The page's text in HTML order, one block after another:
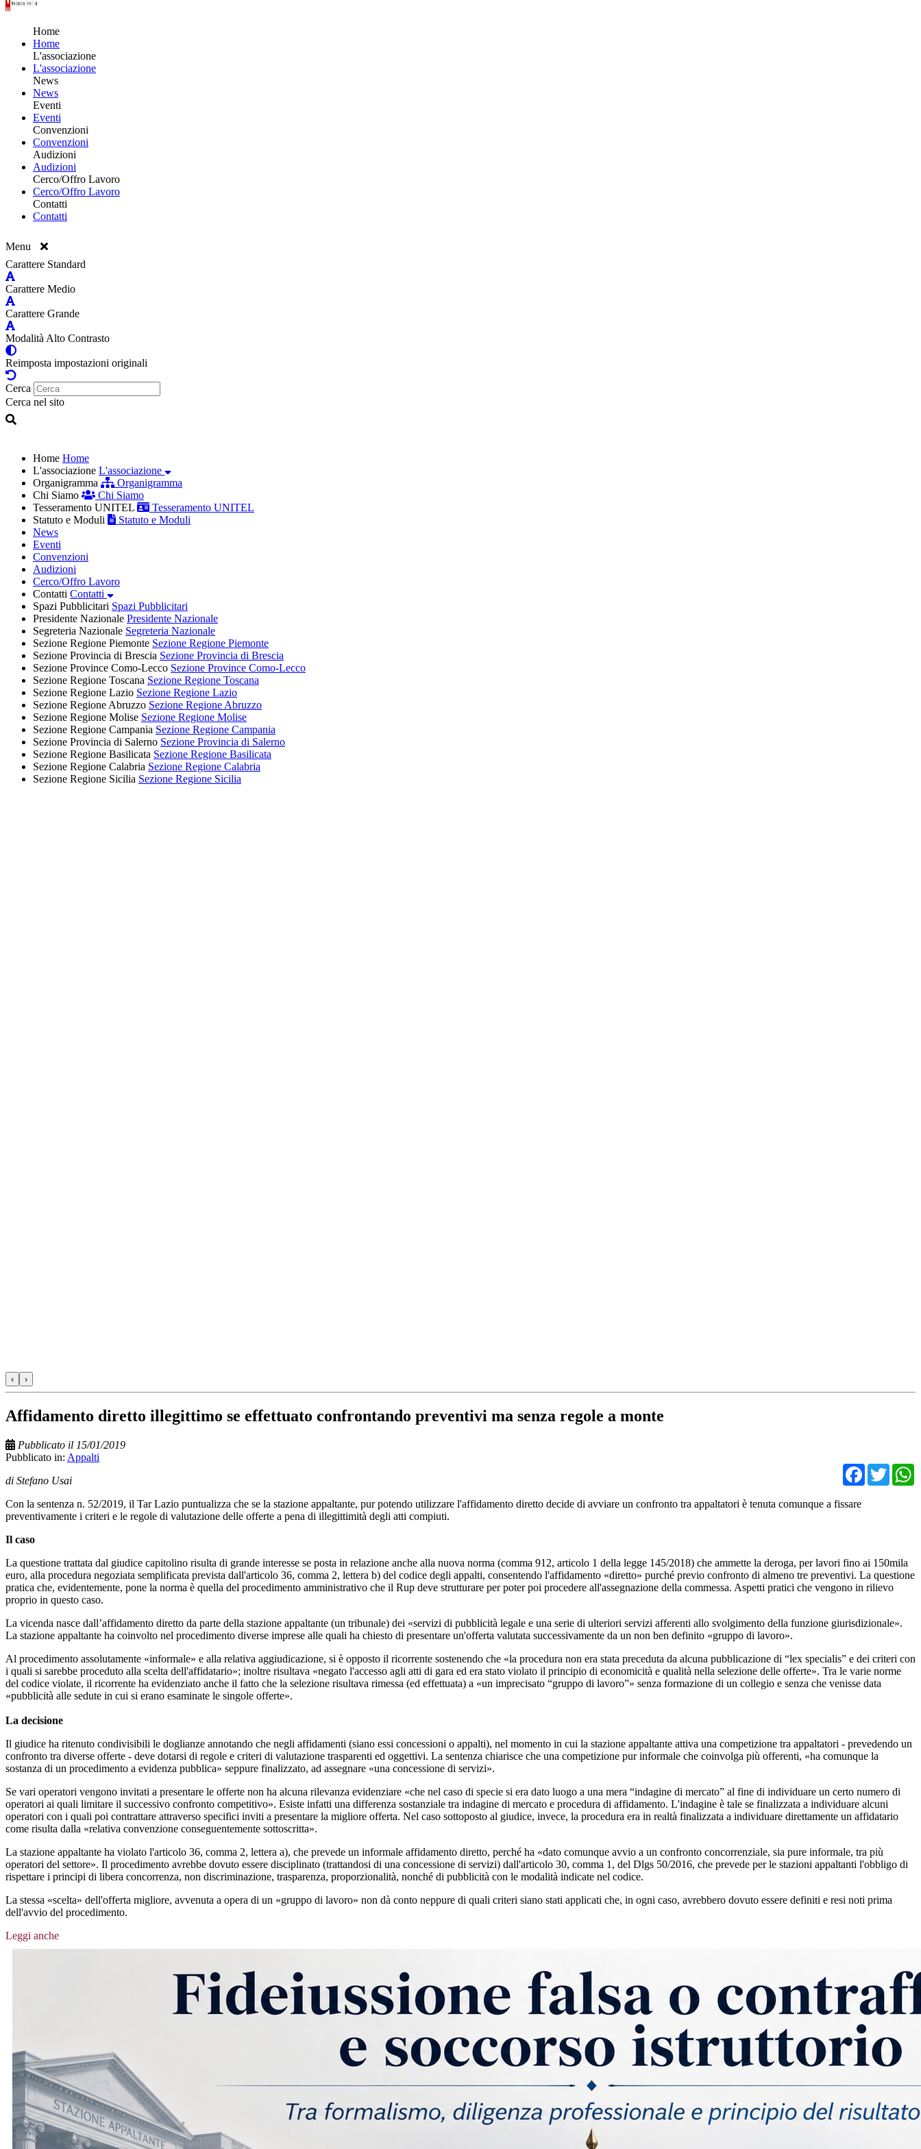
Home
Home
L'associazione
L'associazione
News
News
Eventi
Eventi
Convenzioni
Convenzioni
Audizioni
Audizioni
Cerco/Offro Lavoro
Cerco/Offro Lavoro
Contatti
Contatti
Menu
Carattere Standard
Carattere Medio
Carattere Grande
Modalità Alto Contrasto
Reimposta impostazioni originali
Cerca
Cerca nel sito
Home Home
L'associazione L'associazione
Organigramma
Organigramma
Chi Siamo
Chi Siamo
Tesseramento UNITEL
Tesseramento UNITEL
Statuto e Moduli
Statuto e Moduli
News
Eventi
Convenzioni
Audizioni
Cerco/Offro Lavoro
Contatti Contatti
Spazi Pubblicitari Spazi Pubblicitari
Presidente Nazionale Presidente Nazionale
Segreteria Nazionale Segreteria Nazionale
Sezione Regione Piemonte Sezione Regione Piemonte
Sezione Provincia di Brescia Sezione Provincia di Brescia
Sezione Province Como-Lecco Sezione Province Como-Lecco
Sezione Regione Toscana Sezione Regione Toscana
Sezione Regione Lazio Sezione Regione Lazio
Sezione Regione Abruzzo Sezione Regione Abruzzo
Sezione Regione Molise Sezione Regione Molise
Sezione Regione Campania Sezione Regione Campania
Sezione Provincia di Salerno Sezione Provincia di Salerno
Sezione Regione Basilicata Sezione Regione Basilicata
Sezione Regione Calabria Sezione Regione Calabria
Sezione Regione Sicilia Sezione Regione Sicilia
‹ ›
Affidamento diretto illegittimo se effettuato confrontando preventivi ma senza regole a monte
Pubblicato il 15/01/2019
Pubblicato in: Appalti
di Stefano Usai
Con la sentenza n. 52/2019, il Tar Lazio puntualizza che se la stazione appaltante, pur potendo utilizzare l'affidamento diretto decide di avviare un confronto tra appaltatori è tenuta comunque a fissare
preventivamente i criteri e le regole di valutazione delle offerte a pena di illegittimità degli atti compiuti.
Il caso
La questione trattata dal giudice capitolino risulta di grande interesse se posta in relazione anche alla nuova norma (comma 912, articolo 1 della legge 145/2018) che ammette la deroga, per lavori fino ai 150mila
euro, alla procedura negoziata semplificata prevista dall'articolo 36, comma 2, lettera b) del codice degli appalti, consentendo l'affidamento «diretto» purché previo confronto di almeno tre preventivi. La questione
pratica che, evidentemente, pone la norma è quella del procedimento amministrativo che il Rup deve strutturare per poter poi procedere all'assegnazione della commessa. Aspetti pratici che vengono in rilievo
proprio in questo caso.
La vicenda nasce dall’affidamento diretto da parte della stazione appaltante (un tribunale) dei «servizi di pubblicità legale e una serie di ulteriori servizi afferenti allo svolgimento della funzione giurisdizionale».
La stazione appaltante ha coinvolto nel procedimento diverse imprese alle quali ha chiesto di presentare un'offerta valutata successivamente da un non ben definito «gruppo di lavoro».
Al procedimento assolutamente «informale» e alla relativa aggiudicazione, si è opposto il ricorrente sostenendo che «la procedura non era stata preceduta da alcuna pubblicazione di “lex specialis” e dei criteri con
i quali si sarebbe proceduto alla scelta dell'affidatario»; inoltre risultava «negato l'accesso agli atti di gara ed era stato violato il principio di economicità e qualità nella selezione delle offerte». Tra le varie norme
del codice violate, il ricorrente ha evidenziato anche il fatto che la selezione risultava rimessa (ed effettuata) a «un imprecisato “gruppo di lavoro”» senza formazione di un collegio e senza che venisse data
«pubblicità alle sedute in cui si erano esaminate le singole offerte».
La decisione
Il giudice ha ritenuto condivisibili le doglianze annotando che negli affidamenti (siano essi concessioni o appalti), nel momento in cui la stazione appaltante attiva una competizione tra appaltatori - prevedendo un
confronto tra diverse offerte - deve dotarsi di regole e criteri di valutazione trasparenti ed oggettivi. La sentenza chiarisce che una competizione pur informale che coinvolga più offerenti, «ha comunque la
sostanza di un procedimento a evidenza pubblica» seppure finalizzato, ad assegnare «una concessione di servizi».
Se vari operatori vengono invitati a presentare le offerte non ha alcuna rilevanza evidenziare «che nel caso di specie si era dato luogo a una mera “indagine di mercato” al fine di individuare un certo numero di
operatori ai quali limitare il successivo confronto competitivo». Esiste infatti una differenza sostanziale tra indagine di mercato e procedura di affidamento. L'indagine è tale se finalizzata a individuare alcuni
operatori con i quali poi contrattare attraverso specifici inviti a presentare la migliore offerta. Nel caso sottoposto al giudice, invece, la procedura era in realtà finalizzata a individuare direttamente un affidatario
come risulta dalla «relativa convenzione conseguentemente sottoscritta».
La stazione appaltante ha violato l'articolo 36, comma 2, lettera a), che prevede un informale affidamento diretto, perché ha «dato comunque avvio a un confronto concorrenziale, sia pure informale, tra più
operatori del settore». Il procedimento avrebbe dovuto essere disciplinato (trattandosi di una concessione di servizi) dall'articolo 30, comma 1, del Dlgs 50/2016, che prevede per le stazioni appaltanti l'obbligo di
rispettare i principi di libera concorrenza, non discriminazione, trasparenza, proporzionalità, nonché di pubblicità con le modalità indicate nel codice.
La stessa «scelta» dell'offerta migliore, avvenuta a opera di un «gruppo di lavoro» non dà conto neppure di quali criteri siano stati applicati che, in ogni caso, avrebbero dovuto essere definiti e resi noti prima
dell'avvio del procedimento.
Leggi anche